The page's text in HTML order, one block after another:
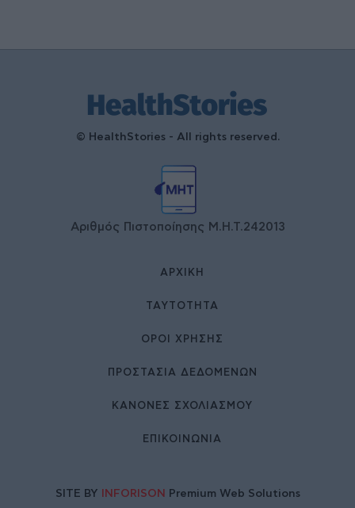
© HealthStories - All rights reserved.
Αριθμός Πιστοποίησης Μ.Η.Τ.242013
ΑΡΧΙΚΉ
ΤΑΥΤΌΤΗΤΑ
ΌΡΟΙ ΧΡΉΣΗΣ
ΠΡΟΣΤΑΣΙΑ ΔΕΔΟΜΕΝΩΝ
ΚΑΝΟΝΕΣ ΣΧΟΛΙΑΣΜΟΥ
ΕΠΙΚΟΙΝΩΝΊΑ
SITE BY INFORISON Premium Web Solutions